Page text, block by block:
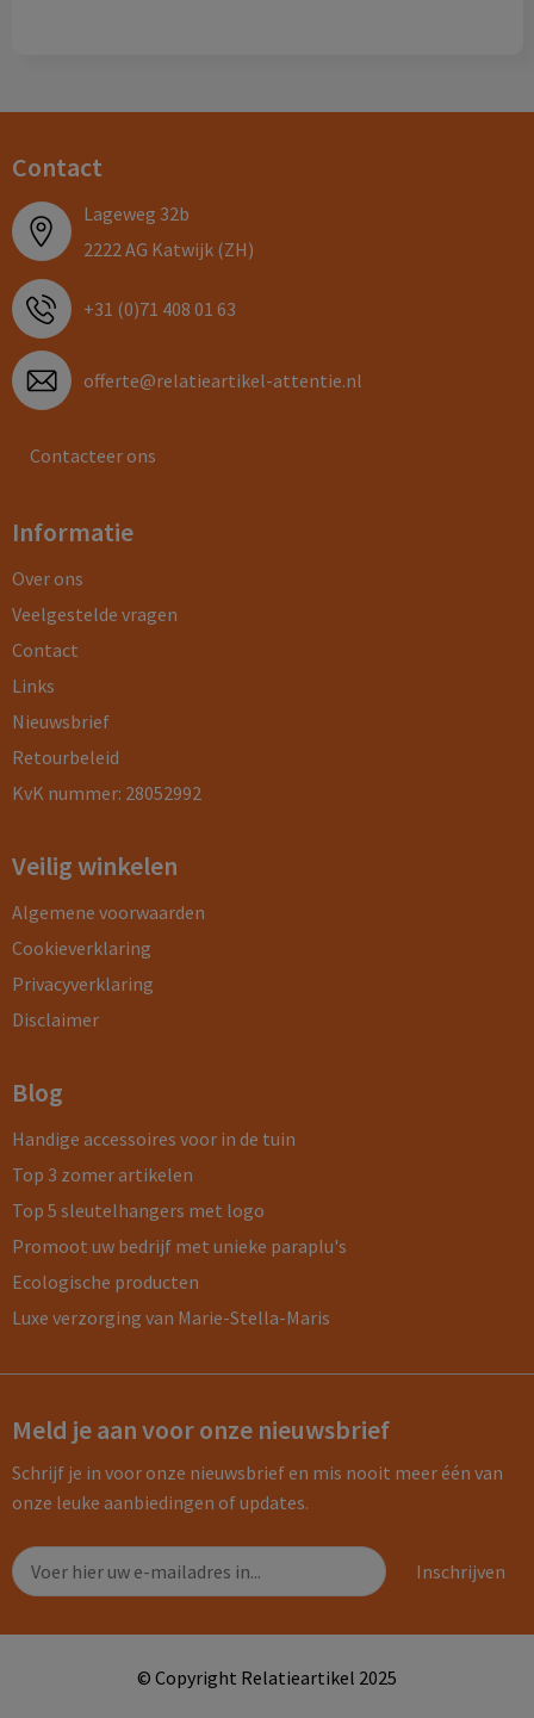
Contact
Lageweg 32b
2222 AG Katwijk (ZH)
+31 (0)71 408 01 63
offerte@relatieartikel-attentie.nl
Contacteer ons
Informatie
Over ons
Veelgestelde vragen
Contact
Links
Nieuwsbrief
Retourbeleid
KvK nummer: 28052992
Veilig winkelen
Algemene voorwaarden
Cookieverklaring
Privacyverklaring
Disclaimer
Blog
Handige accessoires voor in de tuin
Top 3 zomer artikelen
Top 5 sleutelhangers met logo
Promoot uw bedrijf met unieke paraplu's
Ecologische producten
Luxe verzorging van Marie-Stella-Maris
Meld je aan voor onze nieuwsbrief
Schrijf je in voor onze nieuwsbrief en mis nooit meer één van
onze leuke aanbiedingen of updates.
© Copyright Relatieartikel 2025